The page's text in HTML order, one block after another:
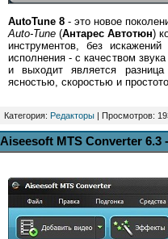
AutoTune 8 - это новое
Auto-Tune (Антарес Автотюн)
инструментов, без
исполнения - с качеством
и выходит является
ясностью, скоростью и
Категория: Редакторы | Просмотров:
Aiseesoft MTS Converter